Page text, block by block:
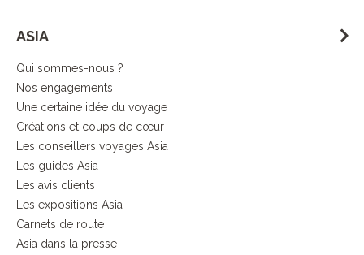
ASIA
Qui sommes-nous ?
Nos engagements
Une certaine idée du voyage
Créations et coups de cœur
Les conseillers voyages Asia
Les guides Asia
Les avis clients
Les expositions Asia
Carnets de route
Asia dans la presse